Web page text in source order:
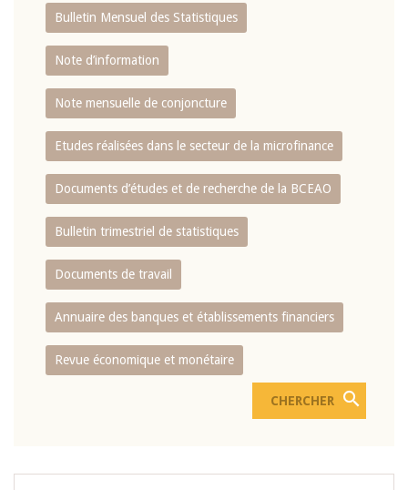
Bulletin Mensuel des Statistiques
Note d’information
Note mensuelle de conjoncture
Etudes réalisées dans le secteur de la microfinance
Documents d’études et de recherche de la BCEAO
Bulletin trimestriel de statistiques
Documents de travail
Annuaire des banques et établissements financiers
Revue économique et monétaire